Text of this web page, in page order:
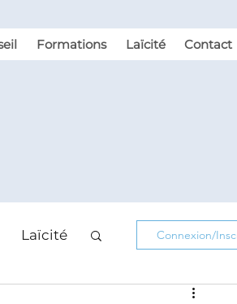
Formations Laïcité Contact
Laïcité Connexion/